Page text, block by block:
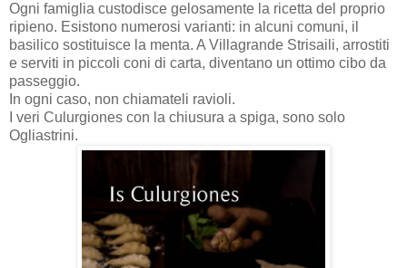
Ogni famiglia custodisce gelosamente la ricetta del proprio
ripieno. Esistono numerosi varianti: in alcuni comuni, il
basilico sostituisce la menta. A Villagrande Strisaili, arrostiti
e serviti in piccoli coni di carta, diventano un ottimo cibo da
passeggio.
In ogni caso, non chiamateli ravioli.
I veri Culurgiones con la chiusura a spiga, sono solo
Ogliastrini.